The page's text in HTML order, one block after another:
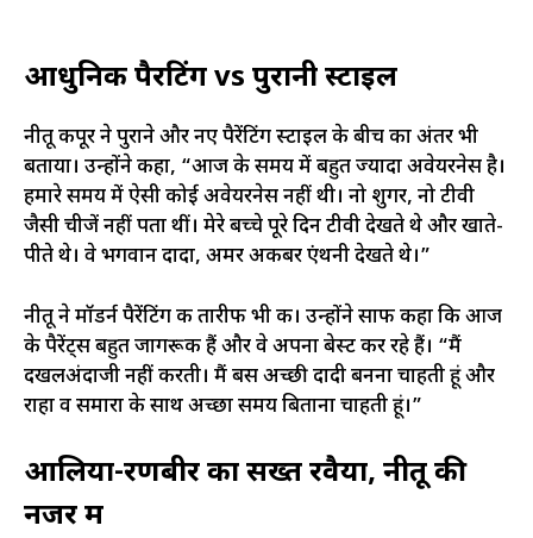
आधुनिक पैरेंटिंग vs पुरानी स्टाइल
नीतू कपूर ने पुराने और नए पैरेंटिंग स्टाइल के बीच का अंतर भी
बताया। उन्होंने कहा, “आज के समय में बहुत ज्यादा अवेयरनेस है।
हमारे समय में ऐसी कोई अवेयरनेस नहीं थी। नो शुगर, नो टीवी
जैसी चीजें नहीं पता थीं। मेरे बच्चे पूरे दिन टीवी देखते थे और खाते-
पीते थे। वे भगवान दादा, अमर अकबर एंथनी देखते थे।”
नीतू ने मॉडर्न पैरेंटिंग की तारीफ भी की। उन्होंने साफ कहा कि आज
के पैरेंट्स बहुत जागरूक हैं और वे अपना बेस्ट कर रहे हैं। “मैं
दखलअंदाजी नहीं करती। मैं बस अच्छी दादी बनना चाहती हूं और
राहा व समारा के साथ अच्छा समय बिताना चाहती हूं।”
आलिया-रणबीर का सख्त रवैया, नीतू की
नजर में